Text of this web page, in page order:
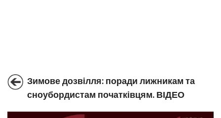
Зимове дозвілля: поради лижникам та
сноубордистам початківцям. ВІДЕО